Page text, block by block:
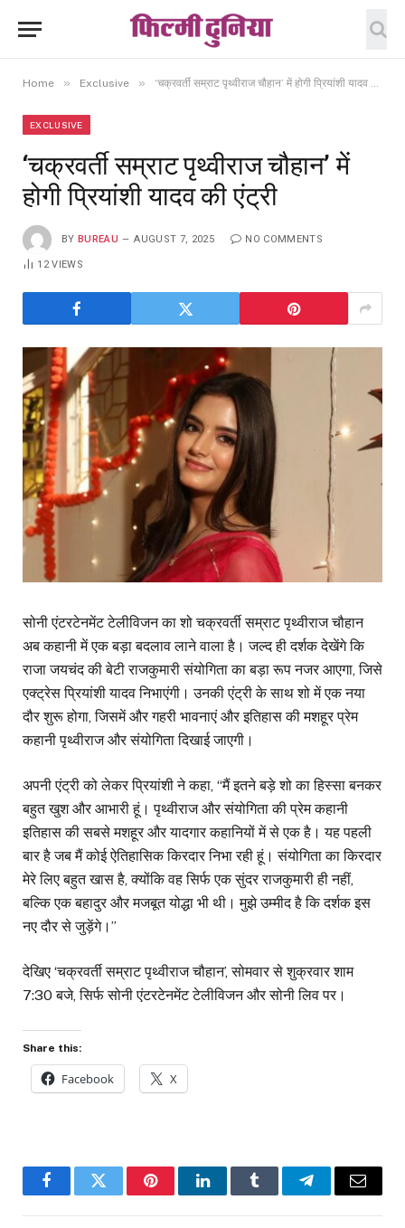
Home » Exclusive » ‘चक्रवर्ती सम्राट पृथ्वीराज चौहान’ में होगी प्रियांशी यादव की एंट्री
EXCLUSIVE
‘चक्रवर्ती सम्राट पृथ्वीराज चौहान’ में
होगी प्रियांशी यादव की एंट्री
BY BUREAU AUGUST 7, 2025 NO COMMENTS
12VIEWS
सोनी एंटरटेनमेंट टेलीविजन का शो चक्रवर्ती सम्राट पृथ्वीराज चौहान
अब कहानी में एक बड़ा बदलाव लाने वाला है। जल्द ही दर्शक देखेंगे कि
राजा जयचंद की बेटी राजकुमारी संयोगिता का बड़ा रूप नजर आएगा, जिसे
एक्ट्रेस प्रियांशी यादव निभाएंगी। उनकी एंट्री के साथ शो में एक नया
दौर शुरू होगा, जिसमें और गहरी भावनाएं और इतिहास की मशहूर प्रेम
कहानी पृथ्वीराज और संयोगिता दिखाई जाएगी।
अपनी एंट्री को लेकर प्रियांशी ने कहा, “मैं इतने बड़े शो का हिस्सा बनकर
बहुत खुश और आभारी हूं। पृथ्वीराज और संयोगिता की प्रेम कहानी
इतिहास की सबसे मशहूर और यादगार कहानियों में से एक है। यह पहली
बार है जब मैं कोई ऐतिहासिक किरदार निभा रही हूं। संयोगिता का किरदार
मेरे लिए बहुत खास है, क्योंकि वह सिर्फ एक सुंदर राजकुमारी ही नहीं,
बल्कि एक बहादुर और मजबूत योद्धा भी थी। मुझे उम्मीद है कि दर्शक इस
नए दौर से जुड़ेंगे।”
देखिए ‘चक्रवर्ती सम्राट पृथ्वीराज चौहान’, सोमवार से शुक्रवार शाम
7:30 बजे, सिर्फ सोनी एंटरटेनमेंट टेलीविजन और सोनी लिव पर।
Share this:
Facebook X
FacebookTwitter PinterestLinkedInTumblr TelegramEmail